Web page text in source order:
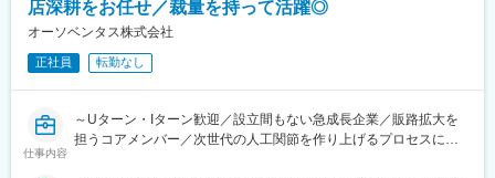
≪出向先の事業内容≫
・医薬品、医薬品の原材料及び再生医療等製品の輸出入
・開発、製造及び販売
※GEヘルスケアファーマ株式会社は、2020年3月に第一三共株式
会社から造影剤4製品を承継し、医薬品製造販売業者として日本国
内での活動を本格的に開始しました。
適化させる機動力があります
◎既存大手に比べ、新製品の投入スピードが営業の武器となりま
す
■業務内容：
人工関節等の輸入販売を行う当社の営業職として、九州エリアを
メインに主に整形外科ドクターに対する自社製品のPR活動、およ
び代理店（ディーラー）への深耕営業をお任せします。
店深耕をお任せ／裁量を持って活躍◎
オーソベンタス株式会社
正社員 転勤なし
仕事内容
～Uターン・Iターン歓迎／設立間もない急成長企業／販路拡大を
担うコアメンバー／次世代の人工関節を作り上げるプロセスに携